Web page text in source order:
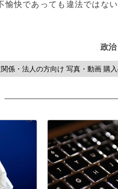
愉快であっても違法ではな
政
関係・法人の方向け 写真・動画 購